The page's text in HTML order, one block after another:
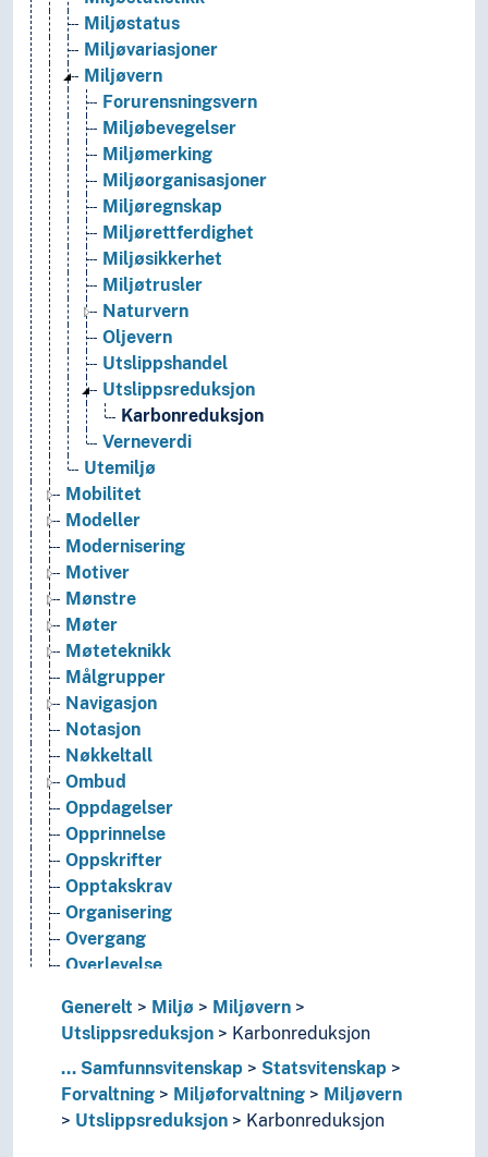
Miljøstatus
Miljøvariasjoner
Miljøvern
Forurensningsvern
Miljøbevegelser
Miljømerking
Miljøorganisasjoner
Miljøregnskap
Miljørettferdighet
Miljøsikkerhet
Miljøtrusler
Naturvern
Oljevern
Utslippshandel
Utslippsreduksjon
Karbonreduksjon
Verneverdi
Utemiljø
Mobilitet
Modeller
Modernisering
Motiver
Mønstre
Møter
Møteteknikk
Målgrupper
Navigasjon
Notasjon
Nøkkeltall
Ombud
Oppdagelser
Opprinnelse
Oppskrifter
Opptakskrav
Organisering
Overgang
Overlevelse
Plagiering
Planlegging
Praksis
Prediksjon
Preferanser
Generelt Miljø
Miljøvern
Utslippsreduksjon
Karbonreduksjon
... Samfunnsvitenskap
Statsvitenskap
Forvaltning
Miljøforvaltning
Miljøvern
Utslippsreduksjon
Karbonreduksjon